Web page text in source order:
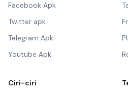
Facebook Apk
Twitter apk
Telegram Apk
Youtube Apk
Ciri-ciri